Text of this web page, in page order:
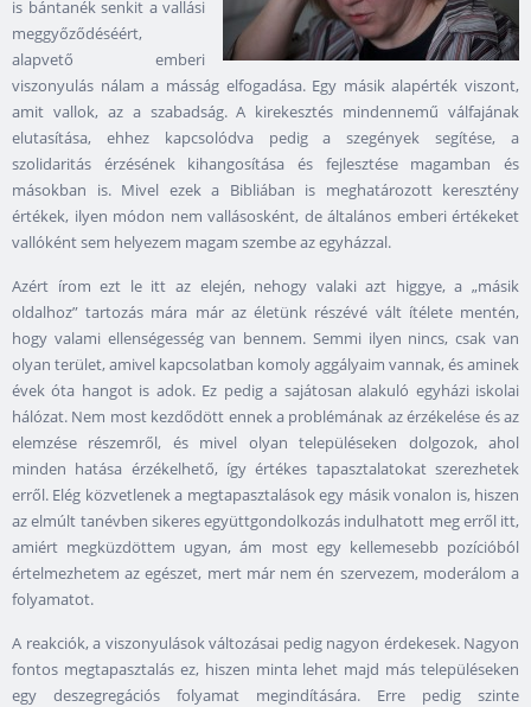
is bántanék senkit a vallási
meggyőződéséért,
alapvető emberi
viszonyulás nálam a másság elfogadása. Egy másik alapérték viszont,
amit vallok, az a szabadság. A kirekesztés mindennemű válfajának
elutasítása, ehhez kapcsolódva pedig a szegények segítése, a
szolidaritás érzésének kihangosítása és fejlesztése magamban és
másokban is. Mivel ezek a Bibliában is meghatározott keresztény
értékek, ilyen módon nem vallásosként, de általános emberi értékeket
vallóként sem helyezem magam szembe az egyházzal.
Azért írom ezt le itt az elején, nehogy valaki azt higgye, a „másik
oldalhoz” tartozás mára már az életünk részévé vált ítélete mentén,
hogy valami ellenségesség van bennem. Semmi ilyen nincs, csak van
olyan terület, amivel kapcsolatban komoly aggályaim vannak, és aminek
évek óta hangot is adok. Ez pedig a sajátosan alakuló egyházi iskolai
hálózat. Nem most kezdődött ennek a problémának az érzékelése és az
elemzése részemről, és mivel olyan településeken dolgozok, ahol
minden hatása érzékelhető, így értékes tapasztalatokat szerezhetek
erről. Elég közvetlenek a megtapasztalások egy másik vonalon is, hiszen
az elmúlt tanévben sikeres együttgondolkozás indulhatott meg erről itt,
amiért megküzdöttem ugyan, ám most egy kellemesebb pozícióból
értelmezhetem az egészet, mert már nem én szervezem, moderálom a
folyamatot.
A reakciók, a viszonyulások változásai pedig nagyon érdekesek. Nagyon
fontos megtapasztalás ez, hiszen minta lehet majd más településeken
egy deszegregációs folyamat megindítására. Erre pedig szinte